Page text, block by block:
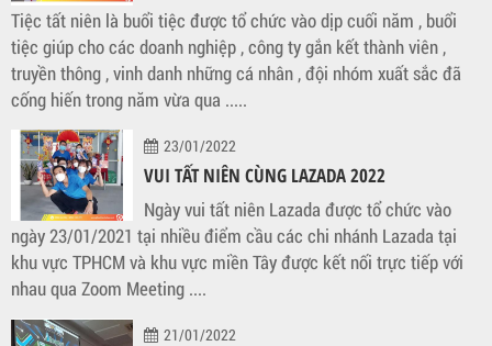
Tiệc tất niên là buổi tiệc được tổ chức vào dịp cuối năm , buổi
tiệc giúp cho các doanh nghiệp , công ty gắn kết thành viên ,
truyền thông , vinh danh những cá nhân , đội nhóm xuất sắc đã
cống hiến trong năm vừa qua .....
23/01/2022
VUI TẤT NIÊN CÙNG LAZADA 2022
Ngày vui tất niên Lazada được tổ chức vào
ngày 23/01/2021 tại nhiều điểm cầu các chi nhánh Lazada tại
khu vực TPHCM và khu vực miền Tây được kết nối trực tiếp với
nhau qua Zoom Meeting ....
21/01/2022